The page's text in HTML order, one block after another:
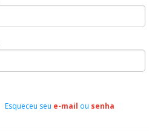
Esqueceu seu e-mail ou senha